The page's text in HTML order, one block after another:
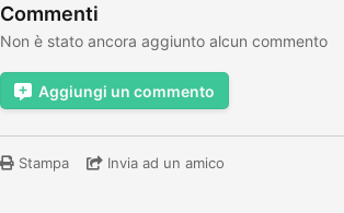
Commenti
Non è stato ancora aggiunto alcun commento
Aggiungi un commento
Stampa Invia ad un amico